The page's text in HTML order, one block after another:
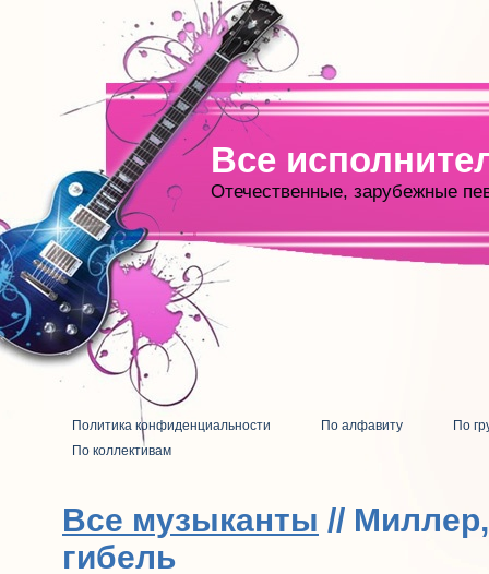
Все
Отечественные, зарубежные
Политика конфиденциальности По алфавиту
По
По коллективам
Все музыканты //
гибель